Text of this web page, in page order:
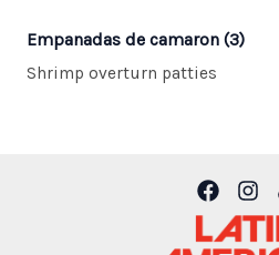
Empanadas de camaron (3)
Shrimp overturn patties